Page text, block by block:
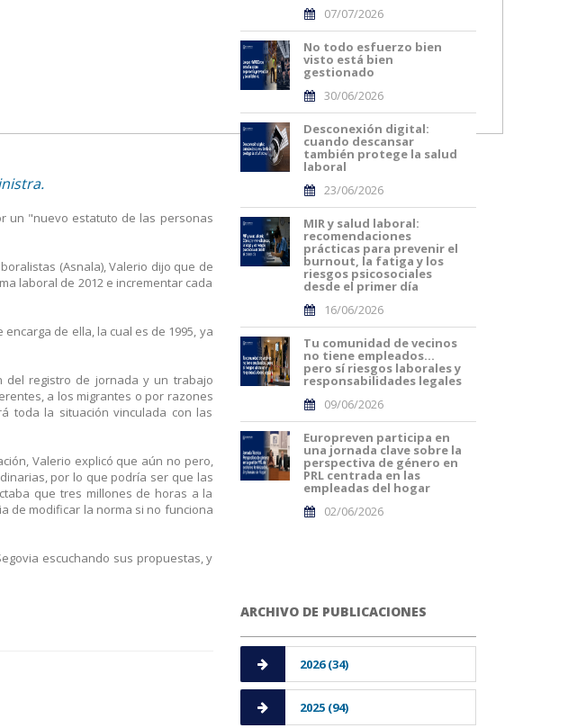
un "nuevo estatuto de las personas
(Asnala), Valerio dijo que de
laboral de 2012 e incrementar cada
de ella, la cual es de 1995, ya
del registro de jornada y un trabajo
a los migrantes o por razones
toda la situación vinculada con las
Valerio explicó que aún no pero,
por lo que podría ser que las
que tres millones de horas a la
de modificar la norma si no funciona
escuchando sus propuestas, y
07/07/2026
No todo esfuerzo bien
visto está bien
gestionado
30/06/2026
Desconexión digital:
cuando descansar
también protege la salud
laboral
23/06/2026
MIR y salud laboral:
recomendaciones
prácticas para prevenir el
burnout, la fatiga y los
riesgos psicosociales
desde el primer día
16/06/2026
Tu comunidad de vecinos
no tiene empleados…
pero sí riesgos laborales y
responsabilidades legales
09/06/2026
Europreven participa en
una jornada clave sobre la
perspectiva de género en
PRL centrada en las
empleadas del hogar
02/06/2026
ARCHIVO DE PUBLICACIONES
2026 (34)
2025 (94)